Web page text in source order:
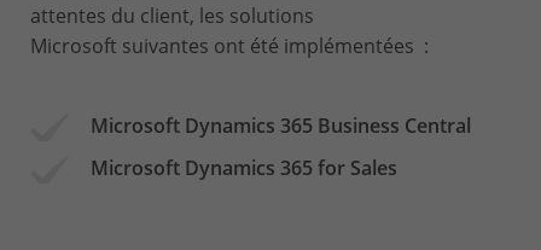
attentes du client, les solutions
Microsoft suivantes ont été implémentées :
Microsoft Dynamics 365 Business Central
Microsoft Dynamics 365 for Sales